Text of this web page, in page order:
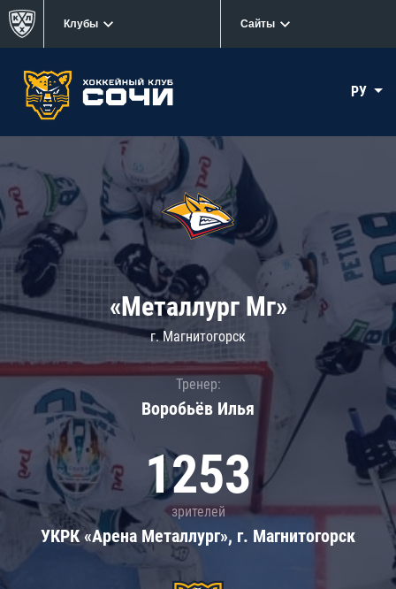
Клубы Сайты
РУ
«Металлург Мг»
г. Магнитогорск
Тренер:
Воробьёв Илья
1253
зрителей
УКРК «Арена Металлург», г. Магнитогорск